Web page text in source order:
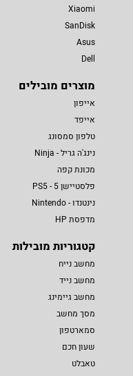
Xiaomi
SanDisk
Asus
Dell
מוצרים מובילים
אייפון
אייפד
טלפון סמסונג
נינג'ה גריל - Ninja
מכונת קפה
פלסטיישן 5 - PS5
נינטנדו - Nintendo
מדפסת HP
קטגוריות מובילות
מחשב נייח
מחשב נייד
מחשב גיימינג
מסך מחשב
סמארטפון
שעון חכם
טאבלט